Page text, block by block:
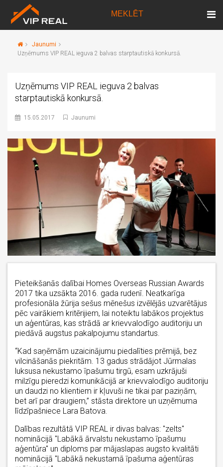
MEKLĒT
Jaunumi
Uzņēmums VIP REAL ieguva 2 balvas starptautiskā konkursā.
Uzņēmums VIP REAL ieguva 2 balvas
starptautiskā konkursā.
15.05.2017 Jaunumi
Pieteikšanās dalībai Homes Overseas Russian Awards
2017 tika uzsākta 2016. gada rudenī. Neatkarīga
profesionāla žūrija sešus mēnešus izvēlējās uzvarētājus
pēc vairākiem kritērijiem, lai noteiktu labākos projektus
un aģentūras, kas strādā ar krievvalodīgo auditoriju un
piedāvā augstus pakalpojumu standartus.
“Kad saņēmām uzaicinājumu piedalīties prēmijā, bez
vilcināšanās piekritām. 13 gadus strādājot Jūrmalas
luksusa nekustamo īpašumu tirgū, esam uzkrājuši
milzīgu pieredzi komunikācijā ar krievvalodīgo auditoriju
un daudzi no klientiem ir kļuvuši ne tikai par paziņām,
bet arī par draugiem,” stāsta direktore un uzņēmuma
līdzīpašniece Lara Batova.
Dalības rezultātā VIP REAL ir divas balvas: "zelts"
nominācijā "Labākā ārvalstu nekustamo īpašumu
aģentūra" un diploms par mājaslapas augsto kvalitāti
nominācijā "Labākā nekustamā īpašuma aģentūras